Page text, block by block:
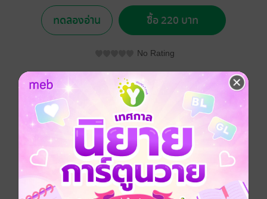
ทดลองอ่าน ซื้อ 220 บาท
No Rating
อยากได้ ซื้อเป็นของขวัญ แชร์
โรคตับเป็นโรคที่พบบ่อยมากในปัจจุบัน ความรู้ความ
เข้าใจที่ถูกต้องนั้นมีความสำคัญมากสำหรับความสำเร็จใน
การดูแลรักษาผู้ป่วย หนังสือเล่มนี้ได้แสดงเนื้อหาเกี่ยวกับ
โรคตับ การดูแลสุขภาพที่เกี่ยวข้องและหลักการรับ